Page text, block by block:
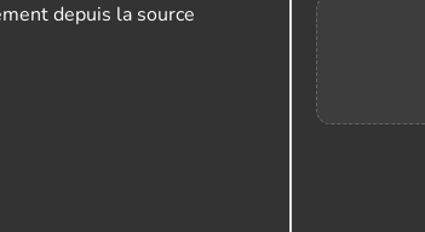
depuis la source